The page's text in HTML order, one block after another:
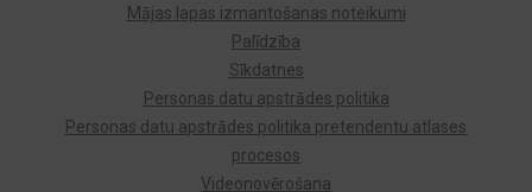
Mājas lapas izmantošanas noteikumi
Palīdzība
Sīkdatnes
Personas datu apstrādes politika
Personas datu apstrādes politika pretendentu atlases
procesos
Videonovērošana